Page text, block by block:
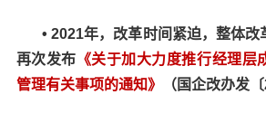
• 2021年，改革时间紧迫，整体
再次发布 《关于加大力度推行经理层
管理有关事项的通知》
（国企改办发